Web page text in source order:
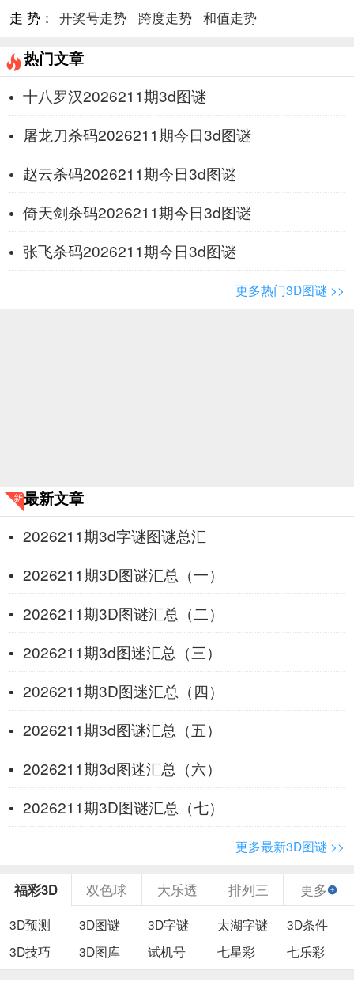
走 势： 开奖号走势 跨度走势 和值走势
热门文章
十八罗汉2026211期3d图谜
屠龙刀杀码2026211期今日3d图谜
赵云杀码2026211期今日3d图谜
倚天剑杀码2026211期今日3d图谜
张飞杀码2026211期今日3d图谜
更多热门3D图谜 >>
最新文章
2026211期3d字谜图谜总汇
2026211期3D图谜汇总（一）
2026211期3D图谜汇总（二）
2026211期3d图迷汇总（三）
2026211期3D图迷汇总（四）
2026211期3d图谜汇总（五）
2026211期3d图迷汇总（六）
2026211期3D图谜汇总（七）
更多最新3D图谜 >>
福彩3D 双色球 大乐透 排列三 更多
3D预测 3D图谜 3D字谜 太湖字谜
3D条件
3D技巧
3D图库 试机号 七星彩 七乐彩